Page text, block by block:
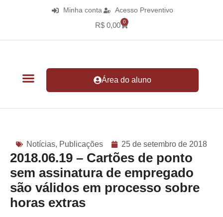
Minha conta Acesso Preventivo
R$ 0,00 0
Área do aluno
Notícias, Publicações 25 de setembro de 2018
2018.06.19 – Cartões de ponto
sem assinatura de empregado
são válidos em processo sobre
horas extras